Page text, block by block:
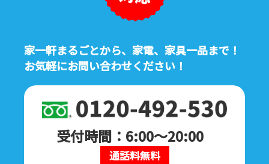
家一軒まるごとから、家電、家具一品まで！
お気軽にお問い合わせください！
受付時間：6:00～20:00
通話料無料